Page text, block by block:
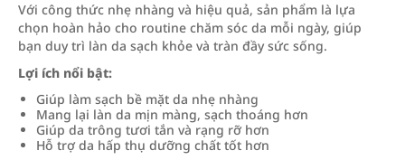
Với công thức nhẹ nhàng và hiệu quả, sản phẩm là lựa
chọn hoàn hảo cho routine chăm sóc da mỗi ngày, giúp
bạn duy trì làn da sạch khỏe và tràn đầy sức sống.
Lợi ích nổi bật:
Giúp làm sạch bề mặt da nhẹ nhàng
Mang lại làn da mịn màng, sạch thoáng hơn
Giúp da trông tươi tắn và rạng rỡ hơn
Hỗ trợ da hấp thụ dưỡng chất tốt hơn